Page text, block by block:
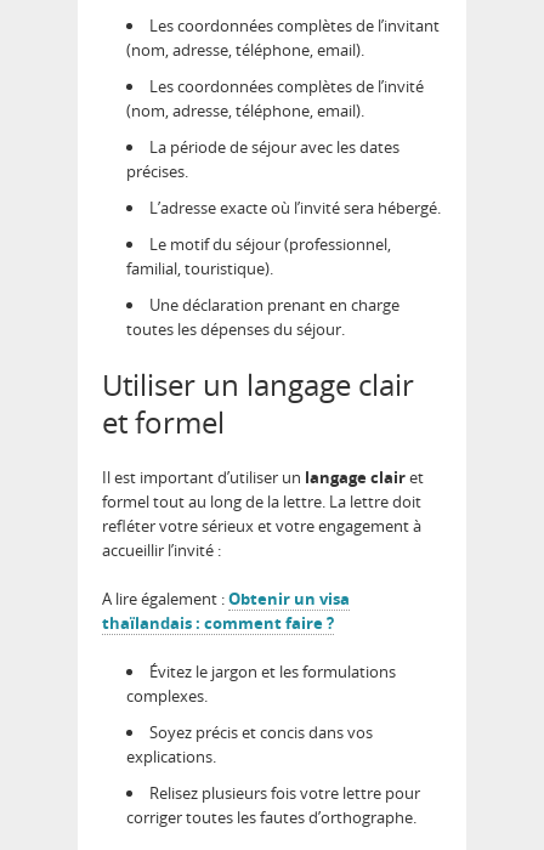
Les coordonnées complètes de l’invitant
(nom, adresse, téléphone, email).
Les coordonnées complètes de l’invité
(nom, adresse, téléphone, email).
La période de séjour avec les dates
précises.
L’adresse exacte où l’invité sera hébergé.
Le motif du séjour (professionnel,
familial, touristique).
Une déclaration prenant en charge
toutes les dépenses du séjour.
Utiliser un langage clair
et formel
Il est important d’utiliser un langage clairet
formel tout au long de la lettre. La lettre doit
refléter votre sérieux et votre engagement à
accueillir l’invité :
A lire également :Obtenir un visa
thaïlandais : comment faire ?
Évitez le jargon et les formulations
complexes.
Soyez précis et concis dans vos
explications.
Relisez plusieurs fois votre lettre pour
corriger toutes les fautes d’orthographe.